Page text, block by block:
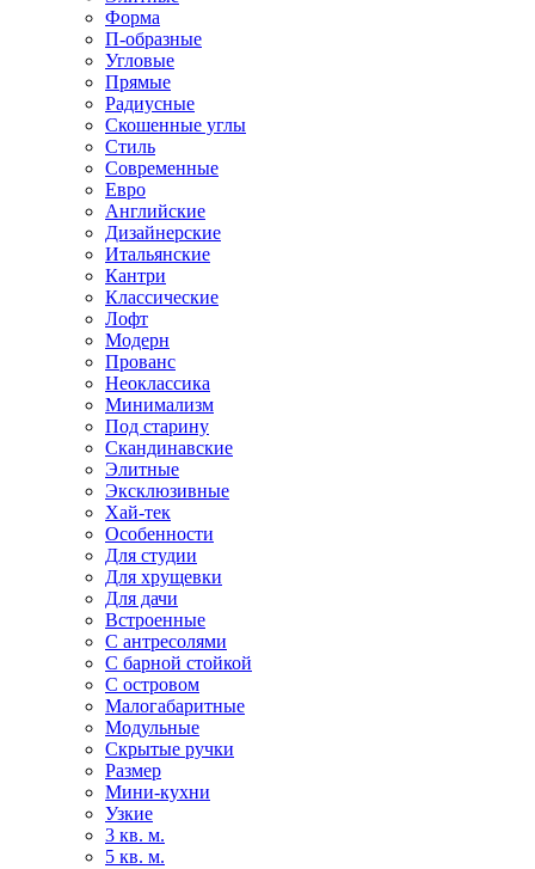
Форма
П-образные
Угловые
Прямые
Радиусные
Скошенные углы
Стиль
Современные
Евро
Английские
Дизайнерские
Итальянские
Кантри
Классические
Лофт
Модерн
Прованс
Неоклассика
Минимализм
Под старину
Скандинавские
Элитные
Эксклюзивные
Хай-тек
Особенности
Для студии
Для хрущевки
Для дачи
Встроенные
С антресолями
С барной стойкой
С островом
Малогабаритные
Модульные
Скрытые ручки
Размер
Мини-кухни
Узкие
3 кв. м.
5 кв. м.